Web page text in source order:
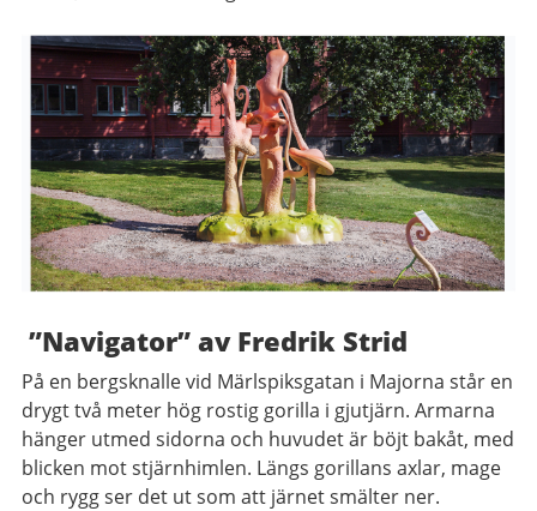
”Navigator” av Fredrik Strid
På en bergsknalle vid Märlspiksgatan i Majorna står en
drygt två meter hög rostig gorilla i gjutjärn. Armarna
hänger utmed sidorna och huvudet är böjt bakåt, med
blicken mot stjärnhimlen. Längs gorillans axlar, mage
och rygg ser det ut som att järnet smälter ner.